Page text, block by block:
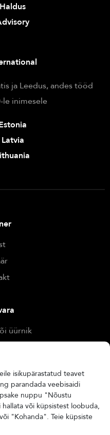
ja Leedus, andes tööd
le inimesele
üürnik
isikupärastatud teavet
parandada veebisaidi
nuppu "Nõustu
või küpsistest loobuda,
"Kohanda". Teie küpsiste